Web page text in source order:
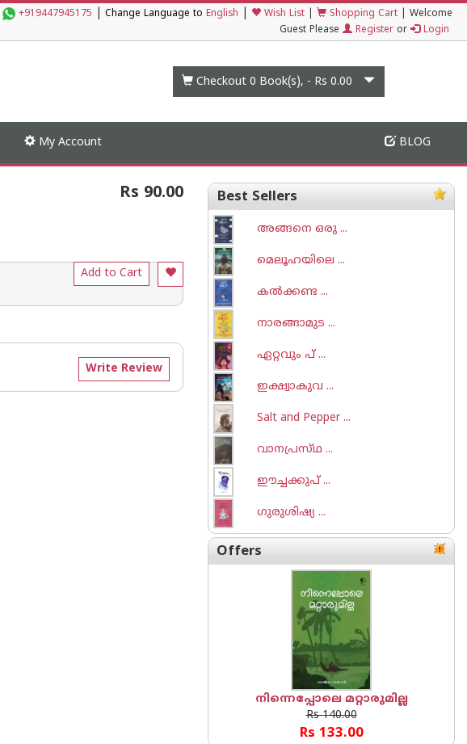
+919447945175 Change Language to English Wish List Shopping Cart
Welcome
Guest Please
Register or Login
Checkout 0 Book(s), - Rs 0.00
My Account BLOG
Rs 90.00
Add to Cart
Write Review
Best Sellers
അങ്ങനെ ഒരു ...
മെലൂഹയിലെ ...
കല്‍ക്കണ്ട ...
നാരങ്ങാമുട ...
ഏറ്റവും പ് ...
ഇക്ഷ്വാകുവ ...
Salt and Pepper ...
വാനപ്രസ്‌ഥ ...
ഈച്ചക്കുപ് ...
ഗുരുശിഷ്യ ...
Offers
നിന്നെപ്പോലെ മറ്റാരുമില്ല
Rs 140.00
Rs 133.00